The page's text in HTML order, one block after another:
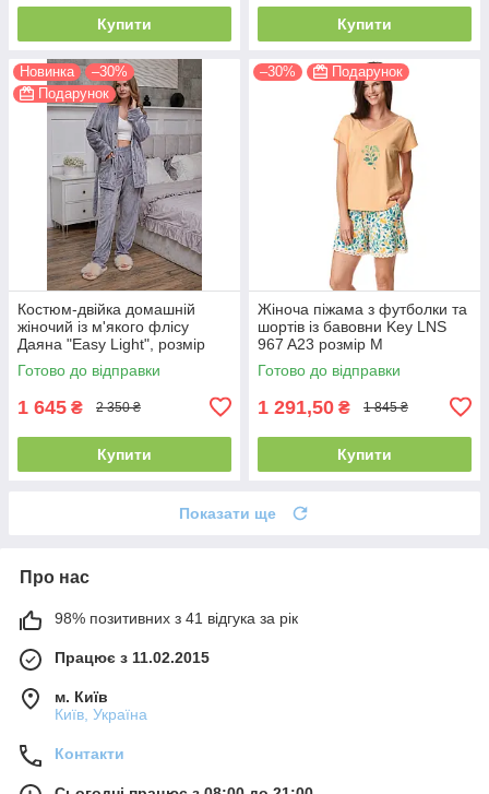
Купити Купити
Новинка
–30%
Подарунок
Костюм-двійка домашній
жіночий із м'якого флісу
Даяна "Easy Light", розмір
44-46
Готово до відправки
1 645 ₴ 2 350 ₴
Купити
–30% Подарунок
Жіноча піжама з футболки та
шортів із бавовни Key LNS
967 A23 розмір М
Готово до відправки
1 291,50 ₴ 1 845 ₴
Купити
Показати ще
Про нас
98% позитивних з 41 відгука за рік
Працює з 11.02.2015
м. Київ
Київ, Україна
Контакти